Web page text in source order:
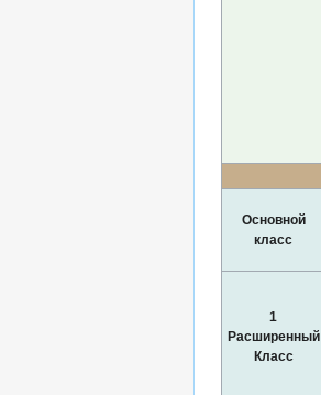
Основной
класс
1
Расширенный
Класс